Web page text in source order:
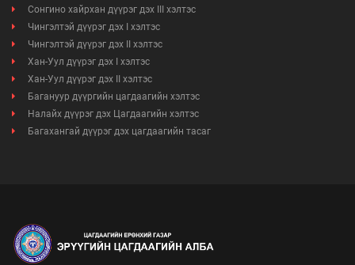
Сонгино хайрхан дүүрэг дэх III хэлтэс
Чингэлтэй дүүрэг дэх I хэлтэс
Чингэлтэй дүүрэг дэх II хэлтэс
Хан-Уул дүүрэг дэх I хэлтэс
Хан-Уул дүүрэг дэх II хэлтэс
Багануур дүүргийн цагдаагийн хэлтэс
Налайх дүүрэг дэх Цагдаагийн хэлтэс
Багахангай дүүрэг дэх цагдаагийн тасаг